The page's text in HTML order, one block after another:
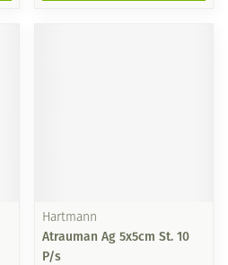
Hartmann
Atrauman Ag 5x5cm St. 10
P/s